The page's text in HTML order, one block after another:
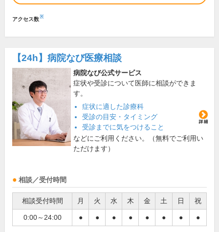
アクセス数※
【24h】 病院なび医療相談
病院なび公式サービス
症状や受診について医師に相談ができま
す。
症状に適した診療科
受診の目安・タイミング
受診までに気をつけること
などにご利用ください。（無料でご利用い
ただけます）
相談／受付時間
相談受付時間 月 火 水 木 金 土 日 祝
0:00～24:00 ● ● ● ● ● ● ● ●